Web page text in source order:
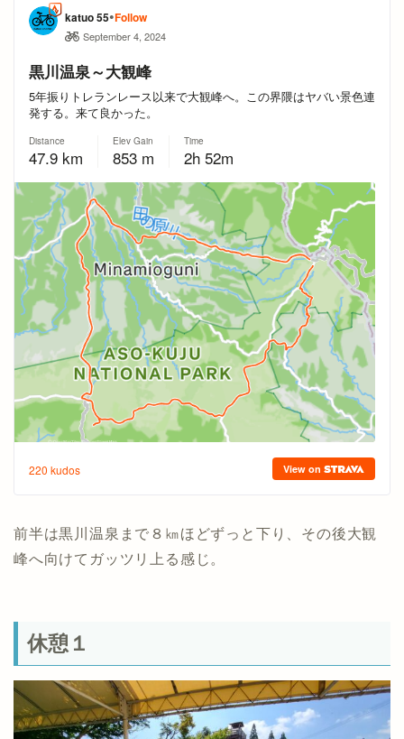
前半は黒川温泉まで８㎞ほどずっと下り、その後大観
峰へ向けてガッツリ上る感じ。
休憩１